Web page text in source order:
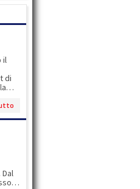
il
di
ci
il